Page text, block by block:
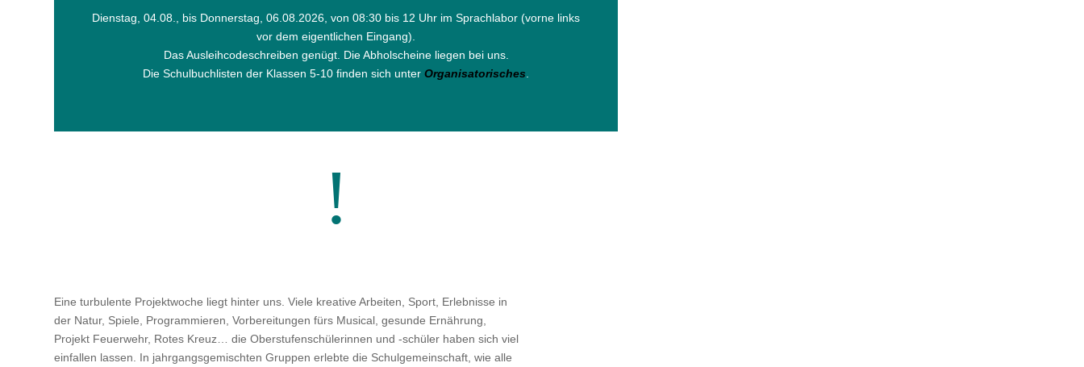
Dienstag, 04.08., bis Donnerstag, 06.08.2026, von 08:30 bis 12 Uhr im Sprachlabor (vorne links
vor dem eigentlichen Eingang).
Das Ausleihcodeschreiben genügt. Die Abholscheine liegen bei uns.
Die Schulbuchlisten der Klassen 5-10 finden sich unterOrganisatorisches.
!
Eine turbulente Projektwoche liegt hinter uns. Viele kreative Arbeiten, Sport, Erlebnisse in
der Natur, Spiele, Programmieren, Vorbereitungen fürs Musical, gesunde Ernährung,
Projekt Feuerwehr, Rotes Kreuz… die Oberstufenschülerinnen und -schüler haben sich viel
einfallen lassen. In jahrgangsgemischten Gruppen erlebte die Schulgemeinschaft, wie alle